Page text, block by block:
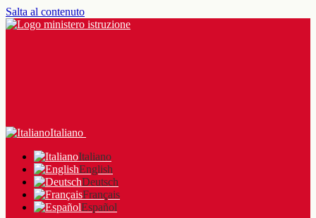
Salta al contenuto
Italiano
Italiano
English
Deutsch
Français
Español